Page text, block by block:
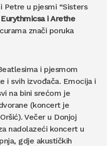
Petre u pjesmi “Sisters
Eurythmicsa i Arethe
znači poruka
i pjesmom
i svih izvođača. Emocija i
na bini srećom je
(koncert je
Večer u Donjoj
nadolazeći koncert u
gdje akustičkih